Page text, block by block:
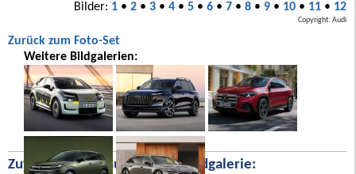
Bilder: 1• 2• 3• 4• 5• 6• 7• 8• 9• 10• 11• 12
Copyright: Audi
Zurück zum Foto-Set
Weitere Bildgalerien:
Zufällige Bilder aus unserer Bildgalerie: